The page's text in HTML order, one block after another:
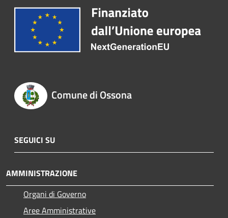
Comune di Ossona
SEGUICI SU
AMMINISTRAZIONE
Organi di Governo
Aree Amministrative